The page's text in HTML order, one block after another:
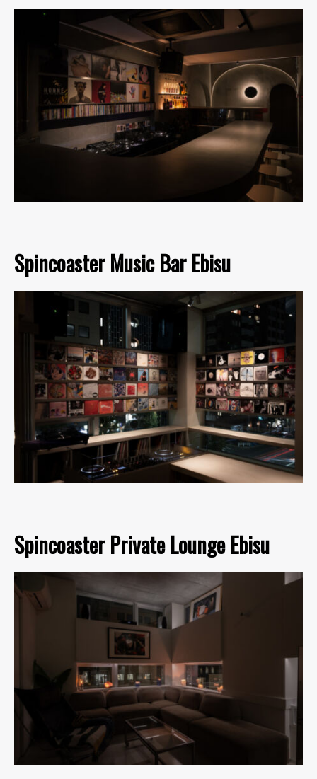
Spincoaster Music Bar Ebisu
Spincoaster Private Lounge Ebisu